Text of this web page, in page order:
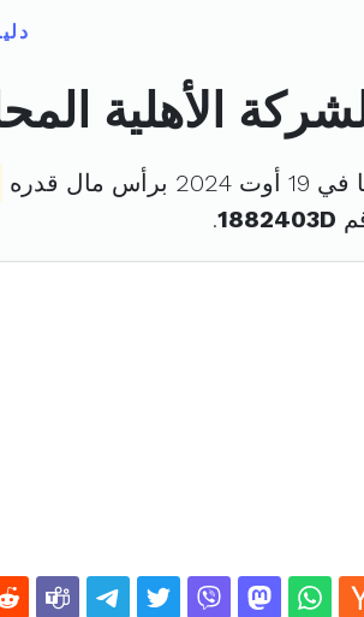
الأهلية
مال قدره
1882403D
.